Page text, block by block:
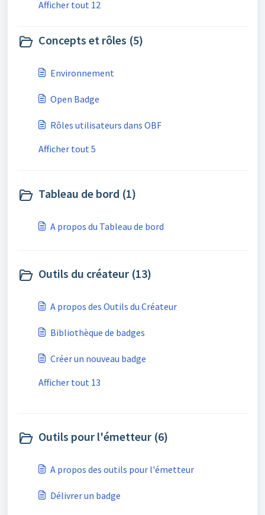
Afficher tout 12
Concepts et rôles (5)
Environnement
Open Badge
Rôles utilisateurs dans OBF
Afficher tout 5
Tableau de bord (1)
A propos du Tableau de bord
Outils du créateur (13)
A propos des Outils du Créateur
Bibliothèque de badges
Créer un nouveau badge
Afficher tout 13
Outils pour l'émetteur (6)
A propos des outils pour l'émetteur
Délivrer un badge